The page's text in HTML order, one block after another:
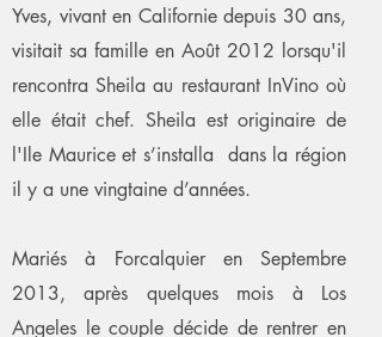
Yves, vivant en Californie depuis 30 ans,
visitait sa famille en Août 2012 lorsqu'il
rencontra Sheila au restaurant InVino où
elle était chef. Sheila est originaire de
l'Ile Maurice et s’installa dans la région
il y a une vingtaine d’années.
Mariés à Forcalquier en Septembre
2013, après quelques mois à Los
Angeles le couple décide de rentrer en